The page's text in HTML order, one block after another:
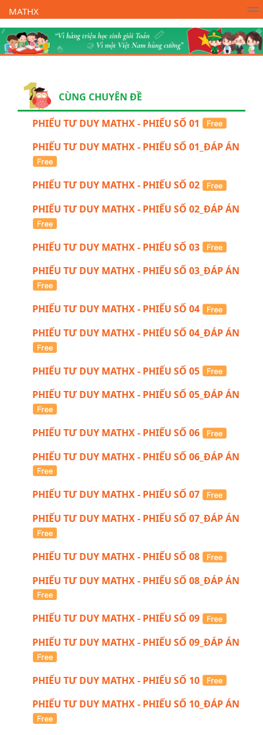
MATHX
Trường Toán Online MATHX Học toán - Lớp 1
CÙNG CHUYÊN ĐỀ
PHIẾU TƯ DUY MATHX - PHIẾU SỐ 01
PHIẾU TƯ DUY MATHX - PHIẾU SỐ 01_ĐÁP ÁN
PHIẾU TƯ DUY MATHX - PHIẾU SỐ 02
PHIẾU TƯ DUY MATHX - PHIẾU SỐ 02_ĐÁP ÁN
PHIẾU TƯ DUY MATHX - PHIẾU SỐ 03
PHIẾU TƯ DUY MATHX - PHIẾU SỐ 03_ĐÁP ÁN
PHIẾU TƯ DUY MATHX - PHIẾU SỐ 04
PHIẾU TƯ DUY MATHX - PHIẾU SỐ 04_ĐÁP ÁN
PHIẾU TƯ DUY MATHX - PHIẾU SỐ 05
PHIẾU TƯ DUY MATHX - PHIẾU SỐ 05_ĐÁP ÁN
PHIẾU TƯ DUY MATHX - PHIẾU SỐ 06
PHIẾU TƯ DUY MATHX - PHIẾU SỐ 06_ĐÁP ÁN
PHIẾU TƯ DUY MATHX - PHIẾU SỐ 07
PHIẾU TƯ DUY MATHX - PHIẾU SỐ 07_ĐÁP ÁN
PHIẾU TƯ DUY MATHX - PHIẾU SỐ 08
PHIẾU TƯ DUY MATHX - PHIẾU SỐ 08_ĐÁP ÁN
PHIẾU TƯ DUY MATHX - PHIẾU SỐ 09
PHIẾU TƯ DUY MATHX - PHIẾU SỐ 09_ĐÁP ÁN
PHIẾU TƯ DUY MATHX - PHIẾU SỐ 10
PHIẾU TƯ DUY MATHX - PHIẾU SỐ 10_ĐÁP ÁN